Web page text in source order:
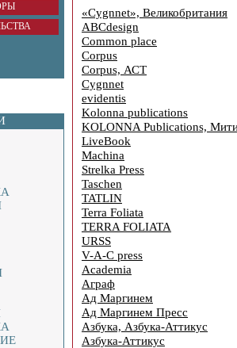
«Cygnnet», Великобритания
ABCdesign
Common place
Corpus
Corpus, АСТ
Cygnnet
evidentis
Kolonna publications
KOLONNA Publications,
LiveBook
Machina
Strelka Press
Taschen
TATLIN
Terra Foliata
TERRA FOLIATA
URSS
V-A-C press
Аcademia
Аграф
Ад Маргинем
Ад Маргинем Пресс
Азбука, Азбука-Аттикус
Азбука-Аттикус